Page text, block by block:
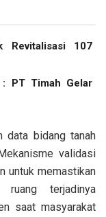
Revitalisasi 107
: PT Timah Gelar
data bidang tanah
validasi
untuk memastikan
terjadinya
saat masyarakat